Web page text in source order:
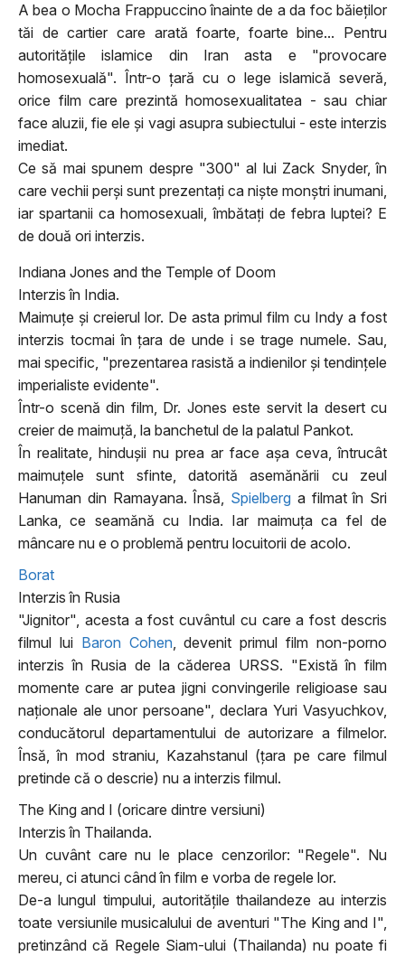
A bea o Mocha Frappuccino înainte de a da foc băieţilor
tăi de cartier care arată foarte, foarte bine... Pentru
autorităţile islamice din Iran asta e "provocare
homosexuală". Într-o ţară cu o lege islamică severă,
orice film care prezintă homosexualitatea - sau chiar
face aluzii, fie ele şi vagi asupra subiectului - este interzis
imediat.
Ce să mai spunem despre "300" al lui Zack Snyder, în
care vechii perşi sunt prezentaţi ca nişte monştri inumani,
iar spartanii ca homosexuali, îmbătaţi de febra luptei? E
de două ori interzis.
Indiana Jones and the Temple of Doom
Interzis în India.
Maimuţe şi creierul lor. De asta primul film cu Indy a fost
interzis tocmai în ţara de unde i se trage numele. Sau,
mai specific, "prezentarea rasistă a indienilor şi tendinţele
imperialiste evidente".
Într-o scenă din film, Dr. Jones este servit la desert cu
creier de maimuţă, la banchetul de la palatul Pankot.
În realitate, hinduşii nu prea ar face aşa ceva, întrucât
maimuţele sunt sfinte, datorită asemănării cu zeul
Hanuman din Ramayana. Însă, Spielberg a filmat în Sri
Lanka, ce seamănă cu India. Iar maimuţa ca fel de
mâncare nu e o problemă pentru locuitorii de acolo.
Borat
Interzis în Rusia
"Jignitor", acesta a fost cuvântul cu care a fost descris
filmul lui Baron Cohen, devenit primul film non-porno
interzis în Rusia de la căderea URSS. "Există în film
momente care ar putea jigni convingerile religioase sau
naţionale ale unor persoane", declara Yuri Vasyuchkov,
conducătorul departamentului de autorizare a filmelor.
Însă, în mod straniu, Kazahstanul (ţara pe care filmul
pretinde că o descrie) nu a interzis filmul.
The King and I (oricare dintre versiuni)
Interzis în Thailanda.
Un cuvânt care nu le place cenzorilor: "Regele". Nu
mereu, ci atunci când în film e vorba de regele lor.
De-a lungul timpului, autorităţile thailandeze au interzis
toate versiunile musicalului de aventuri "The King and I",
pretinzând că Regele Siam-ului (Thailanda) nu poate fi